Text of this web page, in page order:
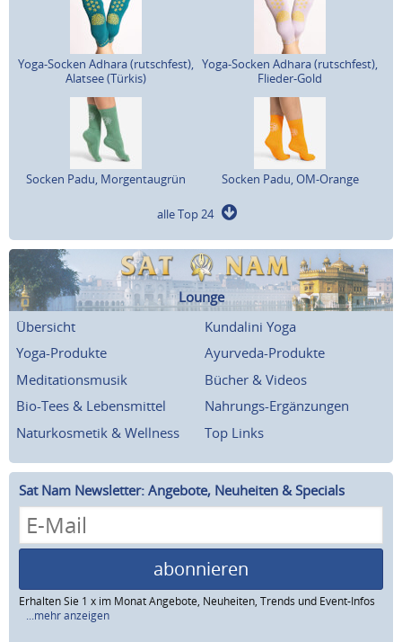
Yoga-Socken Adhara (rutschfest),
Alatsee (Türkis)
Yoga-Socken Adhara (rutschfest),
Flieder-Gold
Socken Padu, Morgentaugrün Socken Padu, OM-Orange
alle Top 24
Lounge
Übersicht
Kundalini Yoga
Yoga-Produkte
Ayurveda-Produkte
Meditationsmusik
Bücher & Videos
Bio-Tees & Lebensmittel
Nahrungs-Ergänzungen
Naturkosmetik & Wellness
Top Links
Sat Nam Newsletter: Angebote, Neuheiten & Specials
abonnieren
Erhalten Sie 1 x im Monat Angebote, Neuheiten, Trends und Event-Infos
...mehr anzeigen